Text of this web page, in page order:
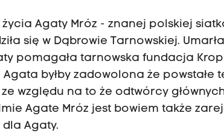
Agaty Mróz - znanej polskiej
się w Dąbrowie Tarnowskiej.
pomagała tarnowska fundacja
byłby zadowolona że powstałe
względu na to że odtwórcy
Agate Mróz jest bowiem także
Agaty.